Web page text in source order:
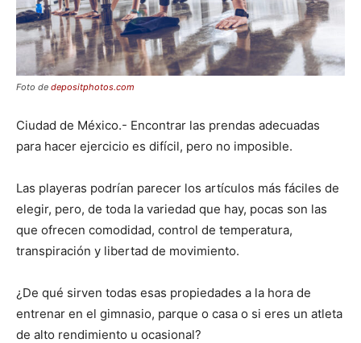
Foto de depositphotos.com
Ciudad de México.- Encontrar las prendas adecuadas
para hacer ejercicio es difícil, pero no imposible.
Las playeras podrían parecer los artículos más fáciles de
elegir, pero, de toda la variedad que hay, pocas son las
que ofrecen comodidad, control de temperatura,
transpiración y libertad de movimiento.
¿De qué sirven todas esas propiedades a la hora de
entrenar en el gimnasio, parque o casa o si eres un atleta
de alto rendimiento u ocasional?